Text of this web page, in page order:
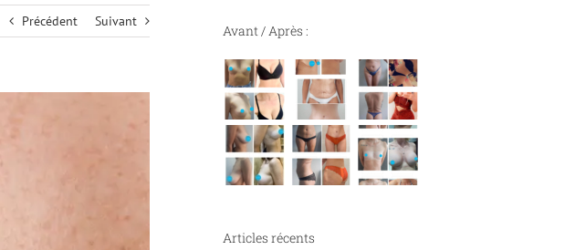
Précédent Suivant
Avant / Après :
Articles récents